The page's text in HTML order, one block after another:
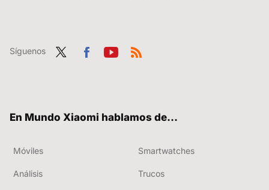
Síguenos
En Mundo Xiaomi hablamos de...
Móviles Smartwatches
Análisis Trucos